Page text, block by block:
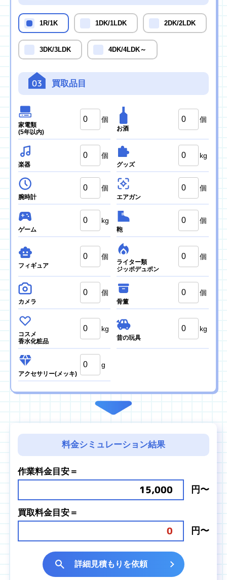
1R/1K 1DK/1LDK 2DK/2LDK
3DK/3LDK 4DK/4LDK～
03 買取品目
家電類
(5年以内)
個
お酒
個
楽器
個
グッズ
kg
腕時計
個
エアガン
個
ゲーム
kg
鞄
個
フィギュア
個
ライター類
ジッポデュポン
個
カメラ
個
骨董
個
コスメ
香水化粧品
kg
昔の玩具
kg
アクセサリー(メッキ)
g
料金シミュレーション結果
作業料金目安＝
15,000 円〜
買取料金目安＝
0 円〜
詳細見積もりを依頼